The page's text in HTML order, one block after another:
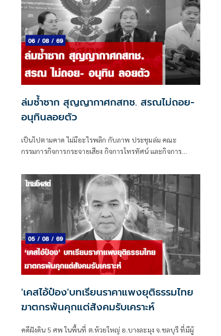
ล่มซ้ำซาก สุญญากาศกสทช. สรณไม่ถอย-
อนุทินลอยตัว
เป็นไปตามคาด ไม่มีอะไรพลิก กับภาพ ประชุมล่ม คณะ
กรรมการกิจการกระจายเสียง กิจการโทรทัศน์ และกิจการ
'เคสไอ้ป๋อง'บทเรียนราคาแพงยุติธรรมไทย
ฆาตกรพ้นคุกแต่สังคมรับเคราะห์
คดีฝังดิน 5 ศพ ในพื้นที่ ต.ห้วยใหญ่ อ.บางละมุง จ.ชลบุรี ที่มีผู้